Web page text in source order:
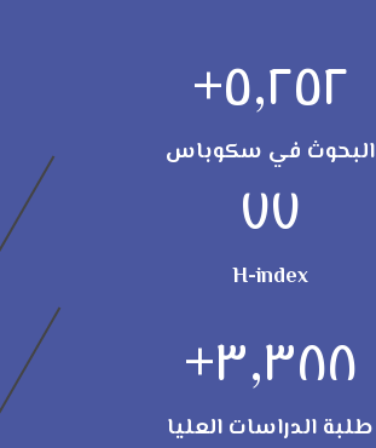
٥,٢٥٢+
البحوث في سكوباس
٧٧
H-index
٣,٣٨٨+
طلبة الدراسات العليا